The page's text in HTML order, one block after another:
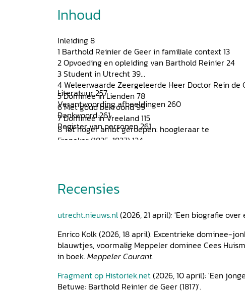
Inhoud
Inleiding 8
1 Barthold Reinier de Geer in familiale context 13
2 Opvoeding en opleiding van Barthold Reinier 24
3 Student in Utrecht 39
4 Weleerwaarde Zeergeleerde Heer Doctor Rein de
5 Dominee in Lienden 78
6 Met goud bekroond 99
7 Dominee in Vreeland 115
8 Tot hoger ambt geroepen: hoogleraar te
Franeker (1825-1837) 124
12 De Grand Tour (II): Zwitserland 178
13 Hoe professor De Geer verdween uit Franeker 203
15 Geen verplichtingen, geen verwachtingen 218
Epiloog 237
Bijlagen 241
A Quaestiones bij de dissertatie 241
B Pastorale brief aan de gemeente Lienden 242
C Gronden waarop De Geer het beroep naar
Franeker aannam 244
Literatuur 257
Verantwoording afbeeldingen 260
Dankwoord 261
Register van personen 261
Recensies
utrecht.nieuws.nl(2026, 21 april): 'Een biografie
Enrico Kolk (2026, 18 april). Excentrieke dominee-
blauwtjes, voormalig Meppeler dominee Cees
in boek. Meppeler Courant.
Fragment op Historiek.net(2026, 10 april): 'Een
Betuwe: Barthold Reinier de Geer (1817)'.